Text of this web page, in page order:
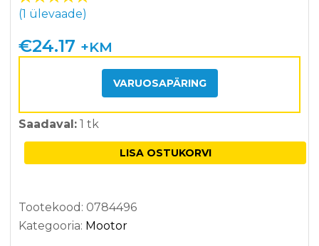
Hinnatud
5.00
1
kliendi
hinnangu
(1 ülevaade)
€24.17 +KM
VARUOSAPÄRING
Saadaval: 1 tk
LISA OSTUKORVI
Tootekood: 0784496
Kategooria: Mootor